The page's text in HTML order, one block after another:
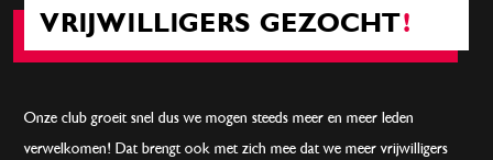
VRIJWILLIGERS GEZOCHT!
Onze club groeit snel dus we mogen steeds meer en meer leden
verwelkomen! Dat brengt ook met zich mee dat we meer vrijwilligers